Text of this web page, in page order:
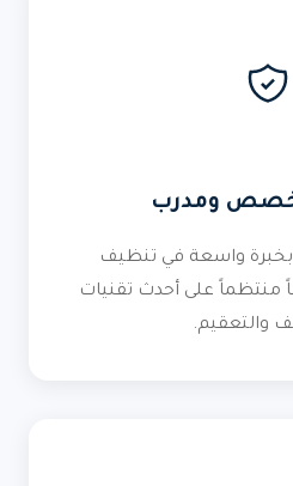
ومدرب
بخبرة واسعة في تنظيف
منتظماً على أحدث تقنيات
والتعقيم.